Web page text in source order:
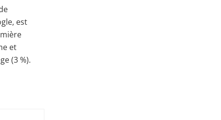
est
et
(3 %).